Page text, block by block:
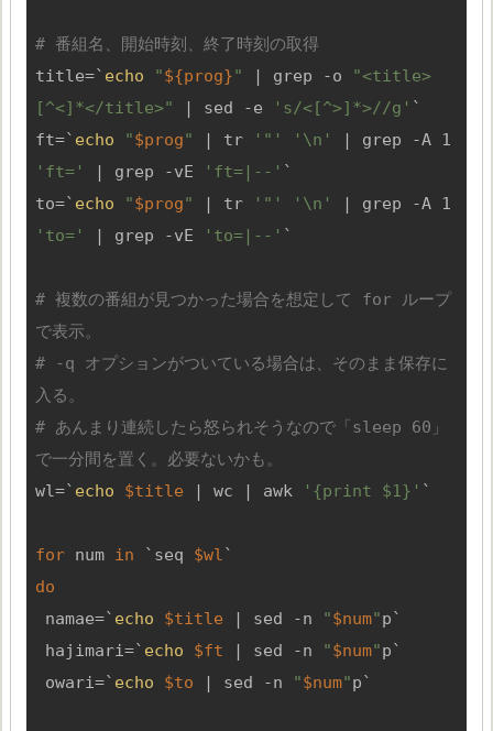
# 番組名、開始時刻、終了時刻の取得
title=` echo "${prog}" | grep -o
"<title>
[^<]*</title>" | sed -e 's/<[^>]*>//g' `
ft=` echo "$prog" | tr '"' '\n'
'ft='
| grep -vE 'ft=|--' `
to=` echo "$prog" | tr '"' '\n'
'to='
| grep -vE 'to=|--' `
# 複数の番組が見つかった場合を想定して for ループ
で表示。
# -q オプションがついている場合は、そのまま保存に
入る。
# あんまり連続したら怒られそうなので「sleep 60」
で一分間を置く。必要ないかも。
wl=` echo $title | wc | awk '{print $1}' `
for num in `seq $wl
do
namae=` echo $title | sed -n "$num"p`
hajimari=` echo $ft | sed -n "$num"p`
owari=` echo $to | sed -n "$num"p`